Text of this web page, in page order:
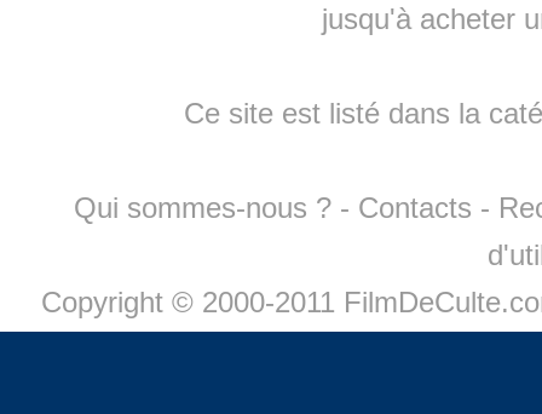
jusqu'à acheter
Ce site est listé dans la
Qui sommes-nous ? - Contacts -
Copyright © 2000-2011